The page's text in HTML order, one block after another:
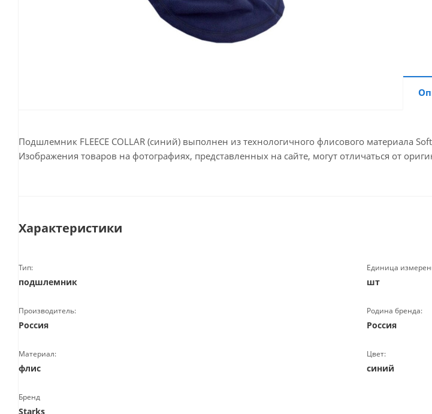
Подшлемник FLEECE COLLAR (синий) выполнен из технологичного флисового материала
Изображения товаров на фотографиях, представленных на сайте, могут отличаться от
Характеристики
Тип:
подшлемник
Единица
шт
Производитель:
Россия
Родина бренда:
Россия
Материал:
флис
Цвет:
синий
Бренд
Starks